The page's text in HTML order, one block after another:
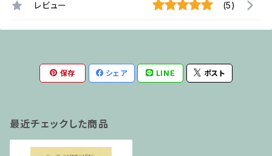
レビュー (5)
保存 シェア LINE ポスト
最近チェックした商品